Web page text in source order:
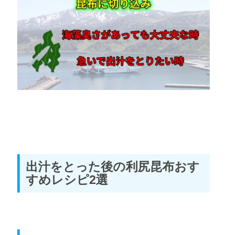
出汁をとった後の利尻昆布おす
すめレシピ2選